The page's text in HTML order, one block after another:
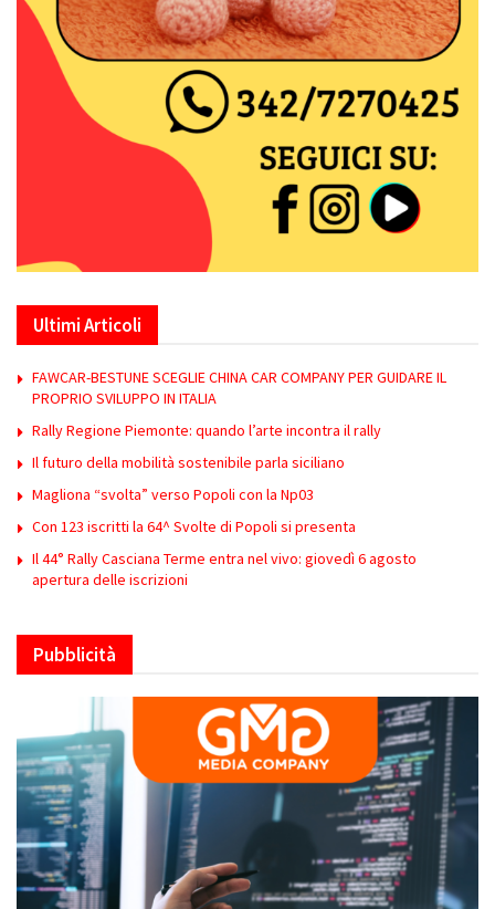
Ultimi Articoli
FAWCAR-BESTUNE SCEGLIE CHINA CAR COMPANY PER GUIDARE IL
PROPRIO SVILUPPO IN ITALIA
Rally Regione Piemonte: quando l’arte incontra il rally
Il futuro della mobilità sostenibile parla siciliano
Magliona “svolta” verso Popoli con la Np03
Con 123 iscritti la 64^ Svolte di Popoli si presenta
Il 44° Rally Casciana Terme entra nel vivo: giovedì 6 agosto
apertura delle iscrizioni
Pubblicità